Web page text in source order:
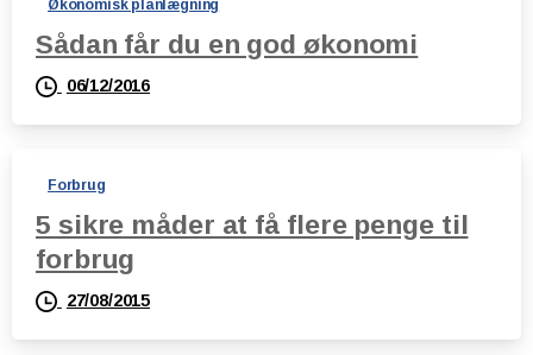
Økonomisk planlægning
Sådan får du en god økonomi
06/12/2016
Forbrug
5 sikre måder at få flere penge til
forbrug
27/08/2015